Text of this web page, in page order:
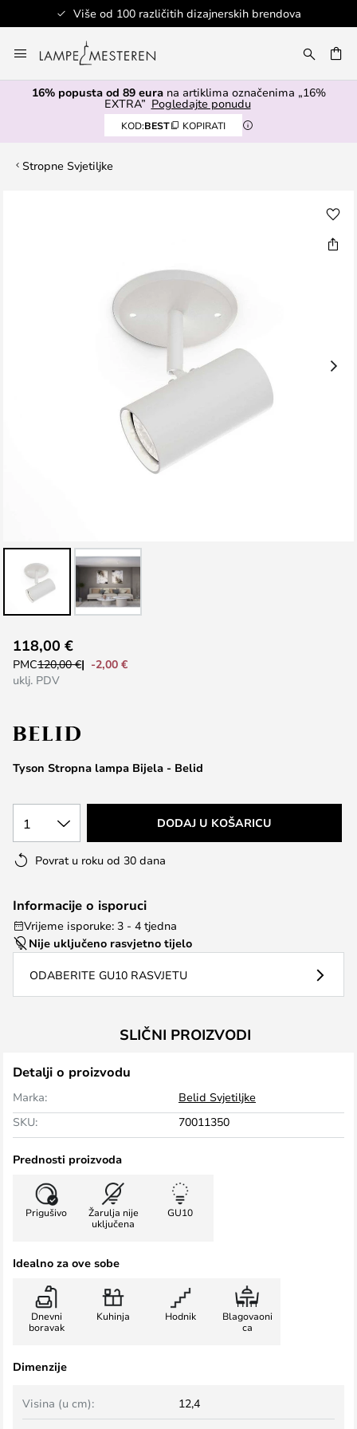
Više od 100 različitih dizajnerskih brendova
to
Content
16% popusta od 89 eurana artiklima označenima „16%
EXTRA” Pogledajte ponudu
KOD:BEST KOPIRATI
Stropne Svjetiljke
to
the
beginning
the
gallery
Tyson Stropna lampa Bijela - Belid
118,00 €
PMC120,00 €
-2,00 €
uklj. PDV
1 DODAJ U KOŠARICU
Povrat u roku od 30 dana
Informacije o isporuci
Vrijeme isporuke: 3 - 4 tjedna
Nije uključeno rasvjetno tijelo
ODABERITE GU10 RASVJETU
SLIČNI PROIZVODI
Detalji o proizvodu
Marka:
Belid Svjetiljke
SKU:
70011350
Prednosti proizvoda
Prigušivo
Žarulja nije
uključena
GU10
Idealno za ove sobe
Dnevni
boravak
Kuhinja Hodnik
Blagovaoni
ca
Dimenzije
Visina (u cm): 12,4